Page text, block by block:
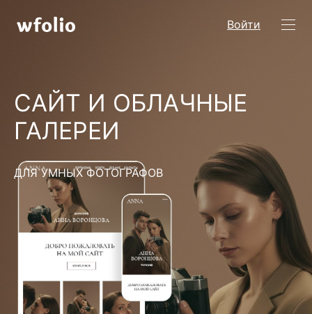
Войти
САЙТ И ОБЛАЧНЫЕ
ГАЛЕРЕИ
ДЛЯ УМНЫХ ФОТОГРАФОВ